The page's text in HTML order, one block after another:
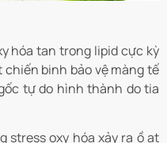
hóa tan trong lipid cực kỳ
binh bảo vệ màng tế
tự do hình thành do tia
stress oxy hóa xảy ra ồ ạt